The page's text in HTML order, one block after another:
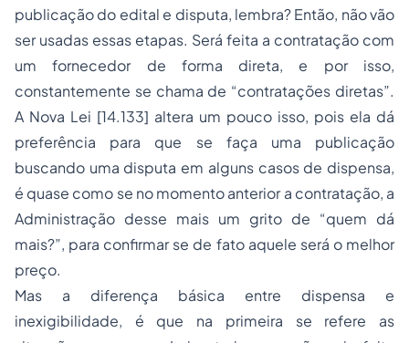
publicação do edital e disputa, lembra? Então, não vão
ser usadas essas etapas. Será feita a contratação com
um fornecedor de forma direta, e por isso,
constantemente se chama de “contratações diretas”.
A Nova Lei [14.133] altera um pouco isso, pois ela dá
preferência para que se faça uma publicação
buscando uma disputa em alguns casos de dispensa,
é quase como se no momento anterior a contratação, a
Administração desse mais um grito de “quem dá
mais?”, para confirmar se de fato aquele será o melhor
preço.
Mas a diferença básica entre dispensa e
inexigibilidade, é que na primeira se refere as